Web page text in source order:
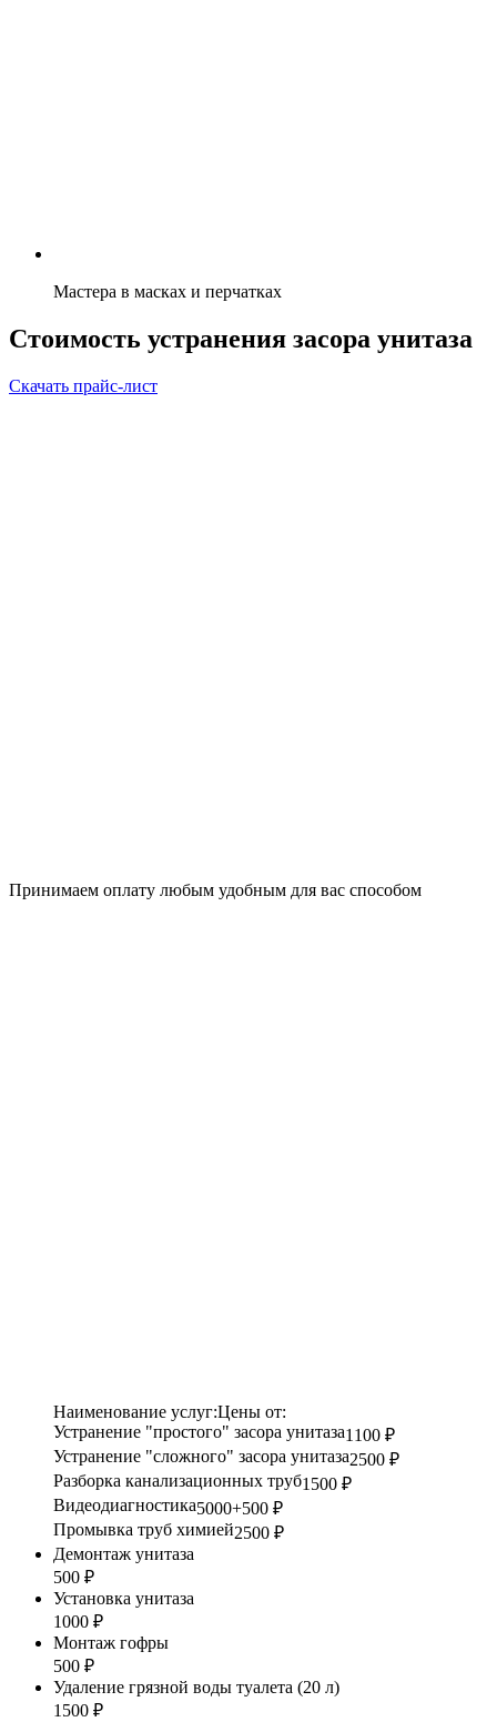
Мастера в масках и перчатках
Стоимость устранения засора унитаза
Скачать прайс-лист
Принимаем оплату любым удобным для вас способом
Наименование услуг:Цены от:
Устранение "простого" засора унитаза1100 ₽
Устранение "сложного" засора унитаза2500 ₽
Разборка канализационных труб1500 ₽
Видеодиагностика5000+500 ₽
Промывка труб химией2500 ₽
Демонтаж унитаза
500 ₽
Установка унитаза
1000 ₽
Монтаж гофры
500 ₽
Удаление грязной воды туалета (20 л)
1500 ₽